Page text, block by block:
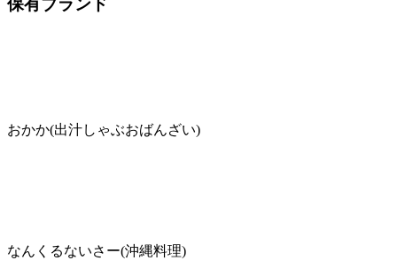
保有ブランド
おかか(出汁しゃぶおばんざい)
なんくるないさー(沖縄料理)